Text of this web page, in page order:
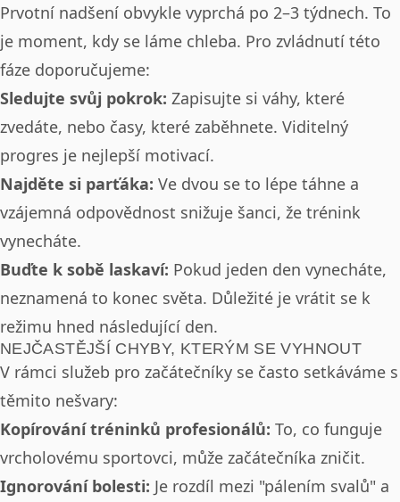
Prvotní nadšení obvykle vyprchá po 2–3 týdnech. To
je moment, kdy se láme chleba. Pro zvládnutí této
fáze doporučujeme:
Sledujte svůj pokrok: Zapisujte si váhy, které
zvedáte, nebo časy, které zaběhnete. Viditelný
progres je nejlepší motivací.
Najděte si parťáka: Ve dvou se to lépe táhne a
vzájemná odpovědnost snižuje šanci, že trénink
vynecháte.
Buďte k sobě laskaví: Pokud jeden den vynecháte,
neznamená to konec světa. Důležité je vrátit se k
režimu hned následující den.
NEJČASTĚJŠÍ CHYBY, KTERÝM SE VYHNOUT
V rámci služeb pro začátečníky se často setkáváme s
těmito nešvary:
Kopírování tréninků profesionálů: To, co funguje
vrcholovému sportovci, může začátečníka zničit.
Ignorování bolesti: Je rozdíl mezi "pálením svalů" a